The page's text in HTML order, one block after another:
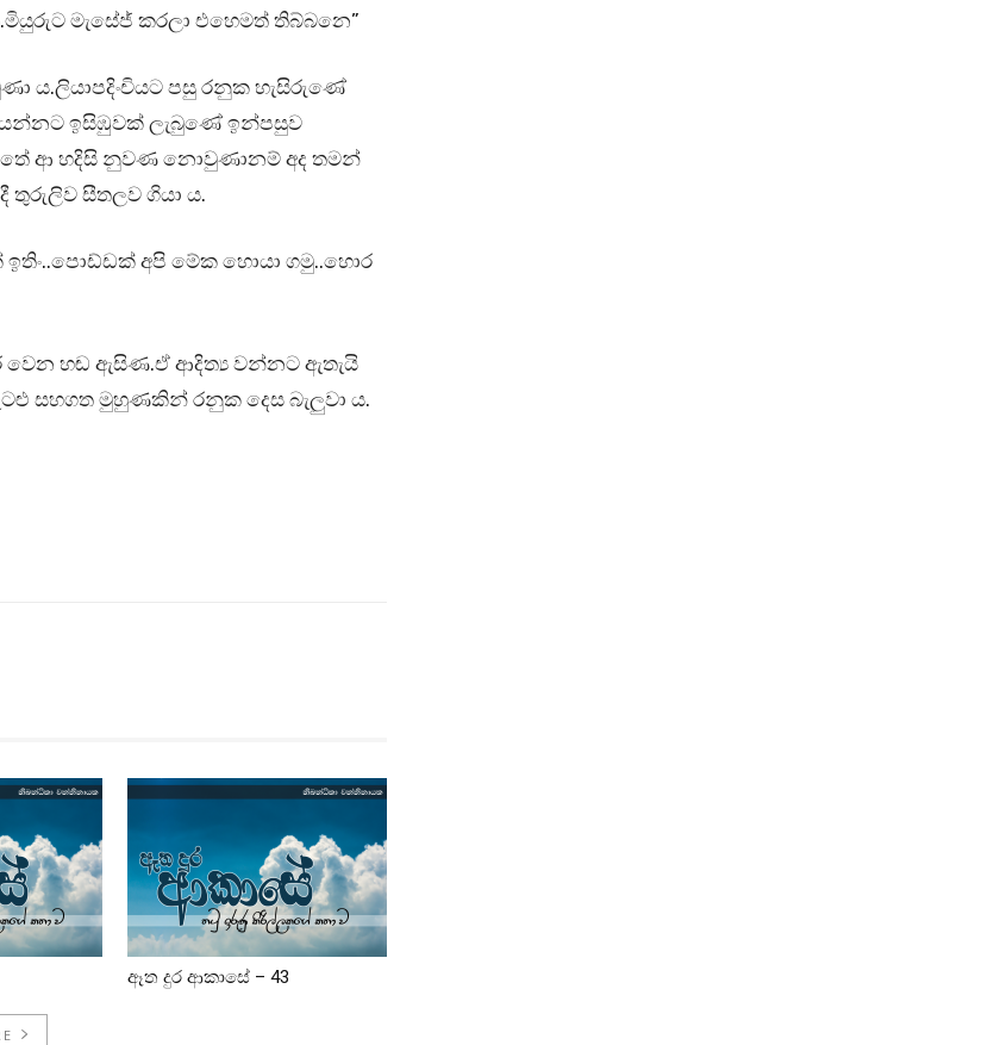
මැසේජ් කරලා එහෙමත් තිබ්බනෙ”
ය.ලියාපදිංචියට පසු රනුක හැසිරුණේ
ඉසිඹුවක් ලැබුණේ ඉන්පසුව
ආ හදිසි නුවණ නොවුණානම් අද තමන්
තුරුලිව සීතලව ගියා ය.
ඉතිං..පොඩ්ඩක් අපි මේක හොයා ගමු..හොර
වෙන හඬ ඇසිණ.ඒ ආදිත්‍ය වන්නට ඇතැයි
සහගත මුහුණකින් රනුක දෙස බැලුවා ය.
ඈත දුර ආකාසේ – 43